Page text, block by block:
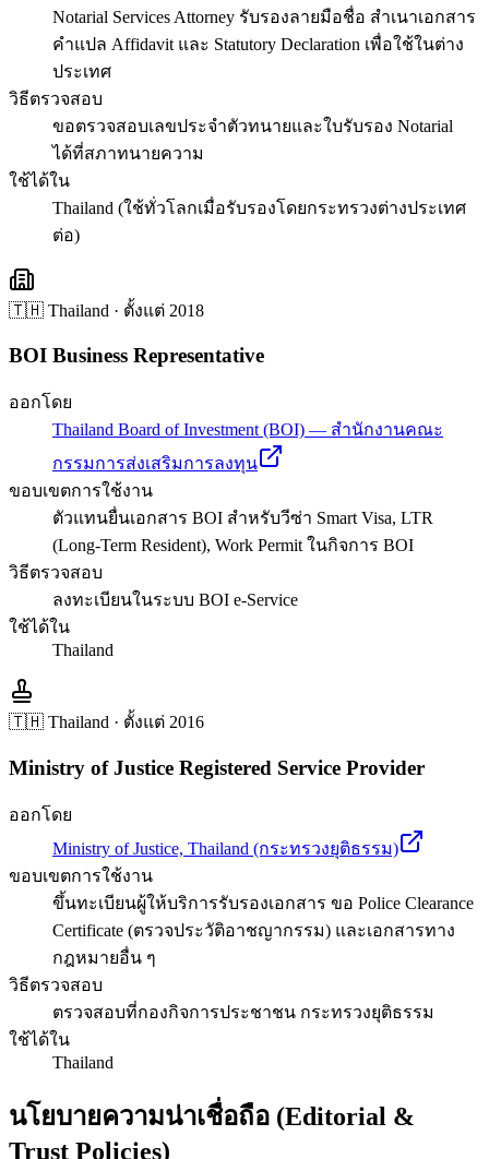
Notarial Services Attorney รับรองลายมือชื่อ สำเนาเอกสาร
คำแปล Affidavit และ Statutory Declaration เพื่อใช้ในต่าง
ประเทศ
วิธีตรวจสอบ
ขอตรวจสอบเลขประจำตัวทนายและใบรับรอง Notarial
ได้ที่สภาทนายความ
ใช้ได้ใน
Thailand (ใช้ทั่วโลกเมื่อรับรองโดยกระทรวงต่างประเทศ
ต่อ)
🇹🇭 Thailand · ตั้งแต่ 2018
BOI Business Representative
ออกโดย
Thailand Board of Investment (BOI) — สำนักงานคณะ
กรรมการส่งเสริมการลงทุน
ขอบเขตการใช้งาน
ตัวแทนยื่นเอกสาร BOI สำหรับวีซ่า Smart Visa, LTR
(Long-Term Resident), Work Permit ในกิจการ BOI
วิธีตรวจสอบ
ลงทะเบียนในระบบ BOI e-Service
ใช้ได้ใน
Thailand
🇹🇭 Thailand · ตั้งแต่ 2016
Ministry of Justice Registered Service Provider
ออกโดย
Ministry of Justice, Thailand (กระทรวงยุติธรรม)
ขอบเขตการใช้งาน
ขึ้นทะเบียนผู้ให้บริการรับรองเอกสาร ขอ Police Clearance
Certificate (ตรวจประวัติอาชญากรรม) และเอกสารทาง
กฎหมายอื่น ๆ
วิธีตรวจสอบ
ตรวจสอบที่กองกิจการประชาชน กระทรวงยุติธรรม
ใช้ได้ใน
Thailand
นโยบายความน่าเชื่อถือ (Editorial &
Trust Policies)